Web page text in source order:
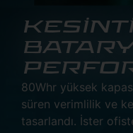
80Whr yüksek
süren verimlilik ve
tasarlandı. İster